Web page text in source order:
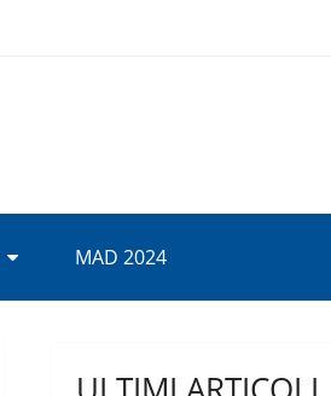
MAD 2024